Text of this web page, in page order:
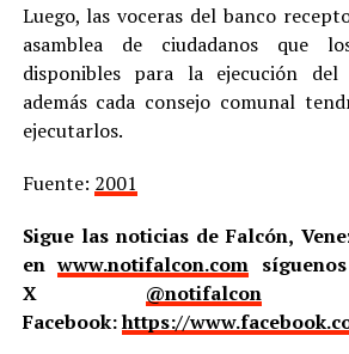
Luego, las voceras del banco
asamblea de ciudadanos que
disponibles para la ejecución del
además cada consejo comunal
ejecutarlos.
Fuente: 2001
Sigue las noticias de Falcón,
enwww.notifalcon.com
X @notifalcon y
Facebook:https://